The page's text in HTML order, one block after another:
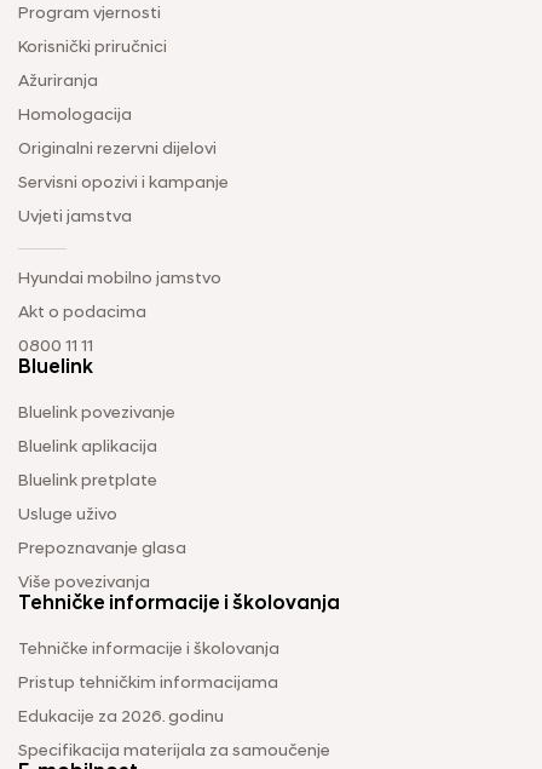
Program vjernosti
Korisnički priručnici
Ažuriranja
Homologacija
Originalni rezervni dijelovi
Servisni opozivi i kampanje
Uvjeti jamstva
Hyundai mobilno jamstvo
Akt o podacima
0800 11 11
Bluelink
Bluelink povezivanje
Bluelink aplikacija
Bluelink pretplate
Usluge uživo
Prepoznavanje glasa
Više povezivanja
Tehničke informacije i školovanja
Tehničke informacije i školovanja
Pristup tehničkim informacijama
Edukacije za 2026. godinu
Specifikacija materijala za samoučenje